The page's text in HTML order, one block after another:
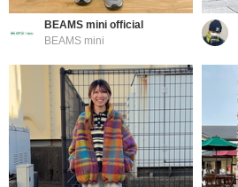
BEAMS mini official
BEAMS mini